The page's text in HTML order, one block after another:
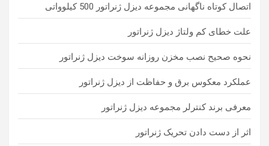
اتصال کوتاه ناگهانی مجموعه دیزل ژنراتور 500 کیلوواتی
علت خطای کم ولتاژ دیزل ژنراتور
نحوه صحیح نصب مخزن روزانه سوخت دیزل ژنراتور
عملکرد معکوس برق و حفاظت از دیزل ژنراتور
معرفی برند کنترلر مجموعه دیزل ژنراتور
اثر از دست دادن تحریک ژنراتور